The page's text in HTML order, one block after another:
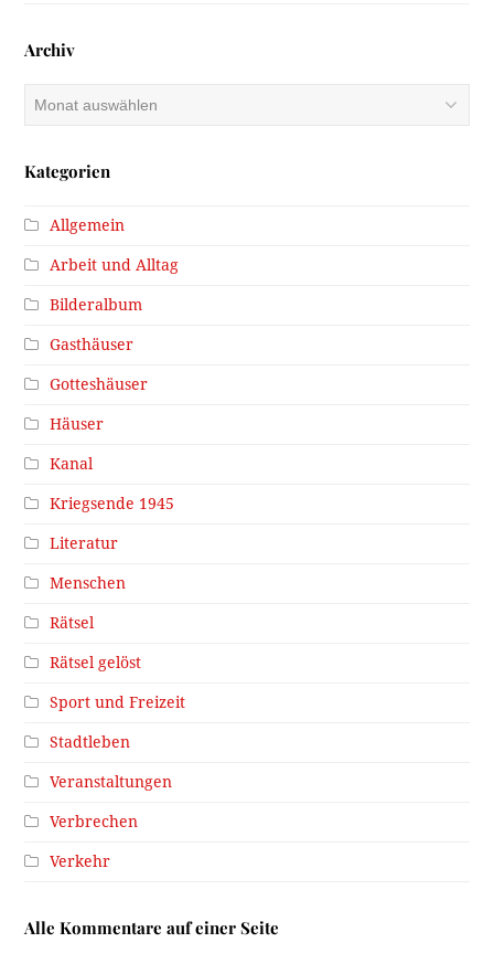
Archiv
Kategorien
Allgemein
Arbeit und Alltag
Bilderalbum
Gasthäuser
Gotteshäuser
Häuser
Kanal
Kriegsende 1945
Literatur
Menschen
Rätsel
Rätsel gelöst
Sport und Freizeit
Stadtleben
Veranstaltungen
Verbrechen
Verkehr
Alle Kommentare auf einer Seite